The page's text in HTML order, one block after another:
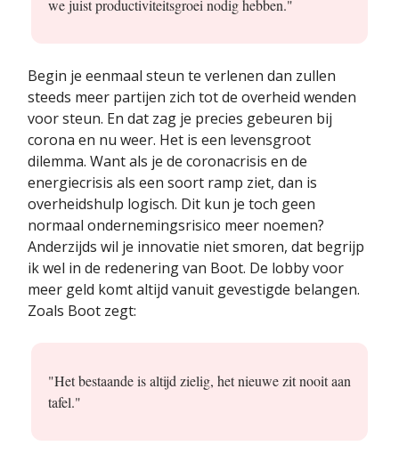
we juist productiviteitsgroei nodig hebben."
Begin je eenmaal steun te verlenen dan zullen
steeds meer partijen zich tot de overheid wenden
voor steun. En dat zag je precies gebeuren bij
corona en nu weer. Het is een levensgroot
dilemma. Want als je de coronacrisis en de
energiecrisis als een soort ramp ziet, dan is
overheidshulp logisch. Dit kun je toch geen
normaal ondernemingsrisico meer noemen?
Anderzijds wil je innovatie niet smoren, dat begrijp
ik wel in de redenering van Boot. De lobby voor
meer geld komt altijd vanuit gevestigde belangen.
Zoals Boot zegt:
"Het bestaande is altijd zielig, het nieuwe zit nooit aan
tafel."